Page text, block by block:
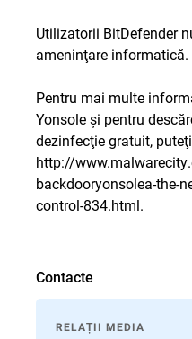
Utilizatorii BitDefender
ameninţare informatică.
Pentru mai multe
Yonsole şi pentru
dezinfecţie gratuit,
http://
backdooryonsolea-the-
control-834.html.
Contacte
RELAȚII MEDIA